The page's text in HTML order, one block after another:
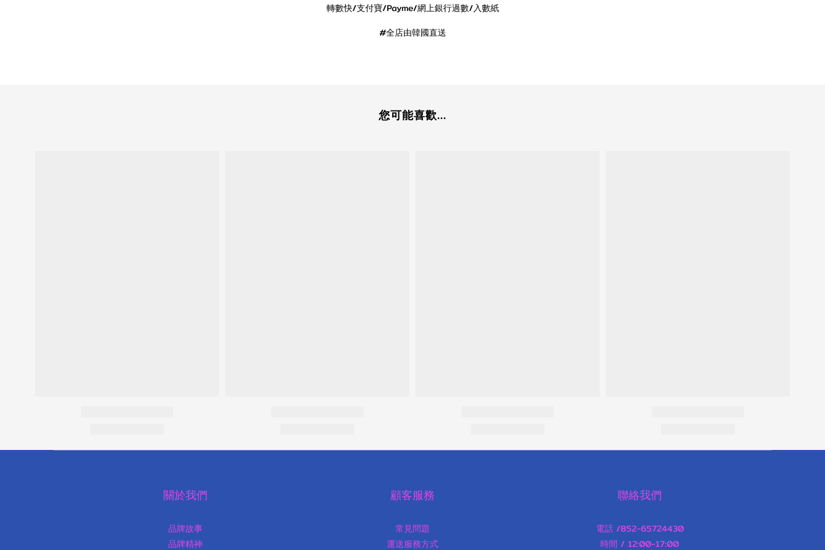
轉數快/支付寶/Payme/網上銀行過數/入數紙
#全店由韓國直送
您可能喜歡...
關於我們
品牌故事
品牌精神
顧客服務
常見問題
運送服務方式
聯絡我們
電話 /852-65724430
時間 / 12:00-17:00